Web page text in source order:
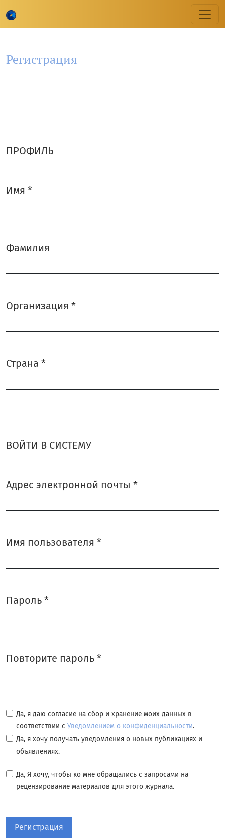
Регистрация
ПРОФИЛЬ
Имя *
Фамилия
Организация *
Страна *
ВОЙТИ В СИСТЕМУ
Адрес электронной почты *
Имя пользователя *
Пароль *
Повторите пароль *
Да, я даю согласие на сбор и хранение моих данных в
соответствии сУведомлением о конфиденциальности.
Да, я хочу получать уведомления о новых публикациях и
объявлениях.
Да, Я хочу, чтобы ко мне обращались с запросами на
рецензирование материалов для этого журнала.
Регистрация